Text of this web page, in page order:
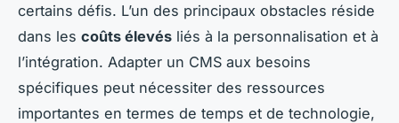
certains défis. L’un des principaux obstacles réside
dans les coûts élevés liés à la personnalisation et à
l’intégration. Adapter un CMS aux besoins
spécifiques peut nécessiter des ressources
importantes en termes de temps et de technologie,